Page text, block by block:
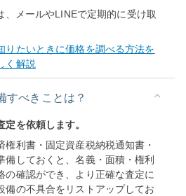
、メールやLINEで定期的に受け取
りたいときに価格を調べる方法を
く解説
すべきことは？
定を依頼します。
権利書・固定資産税納税通知書・
備しておくと、名義・面積・権利
の確認ができ、より正確な査定に
備の不具合をリストアップしてお